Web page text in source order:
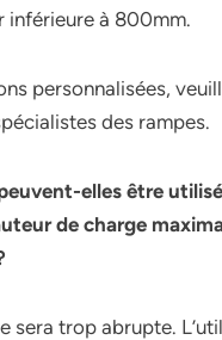
inférieure à 800mm.
personnalisées,
des rampes.
elles être
de charge
sera trop abrupte.